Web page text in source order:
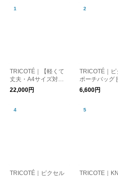
TRICOTÉ｜【軽くて
丈夫・A4サイズ対
応】チェッカーライン
2WAYトート
22,000円
TRICOTÉ｜ピ
ポーチバッグ
K]
6,600円
TRICOTÉ｜ピクセル TRICOTE｜